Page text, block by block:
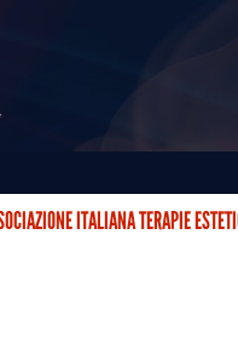
ITALIANA TERAPIE